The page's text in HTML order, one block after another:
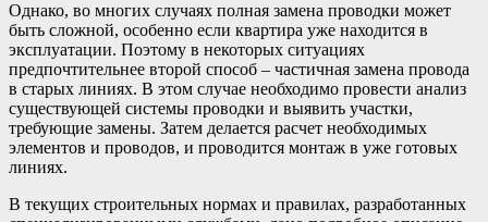
Однако, во многих случаях полная замена проводки может
быть сложной, особенно если квартира уже находится в
эксплуатации. Поэтому в некоторых ситуациях
предпочтительнее второй способ – частичная замена провода
в старых линиях. В этом случае необходимо провести анализ
существующей системы проводки и выявить участки,
требующие замены. Затем делается расчет необходимых
элементов и проводов, и проводится монтаж в уже готовых
линиях.
В текущих строительных нормах и правилах, разработанных